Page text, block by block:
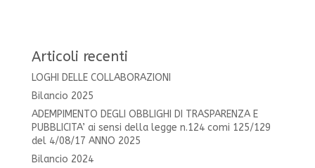
Articoli recenti
LOGHI DELLE COLLABORAZIONI
Bilancio 2025
ADEMPIMENTO DEGLI OBBLIGHI DI TRASPARENZA E
PUBBLICITA’ ai sensi della legge n.124 comi 125/129
del 4/08/17 ANNO 2025
Bilancio 2024